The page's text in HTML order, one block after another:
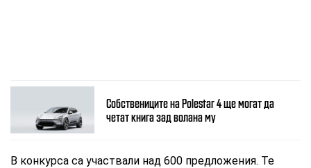
Собствениците на Polestar 4 ще могат да
четат книга зад волана му
В конкурса са участвали над 600 предложения. Те